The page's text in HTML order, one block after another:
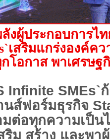
งผู้ประกอบการไ
เสริมแกร่งองค์ค
โอกาส พาเศรษฐ
Infinite SMEs`
นส์ฟอร์มธุรกิจ
มต่อทุกความเป็น
ริม สร้าง และพา